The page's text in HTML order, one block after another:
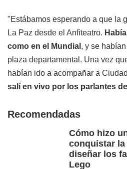
"Estábamos esperando a que la
La Paz desde el Anfiteatro.
como en el Mundial , y se
plaza departamental. Una vez
habían ido a acompañar a
salí en vivo por los parlantes
Recomendadas
Cómo hizo
conquistar la
diseñar los
Lego